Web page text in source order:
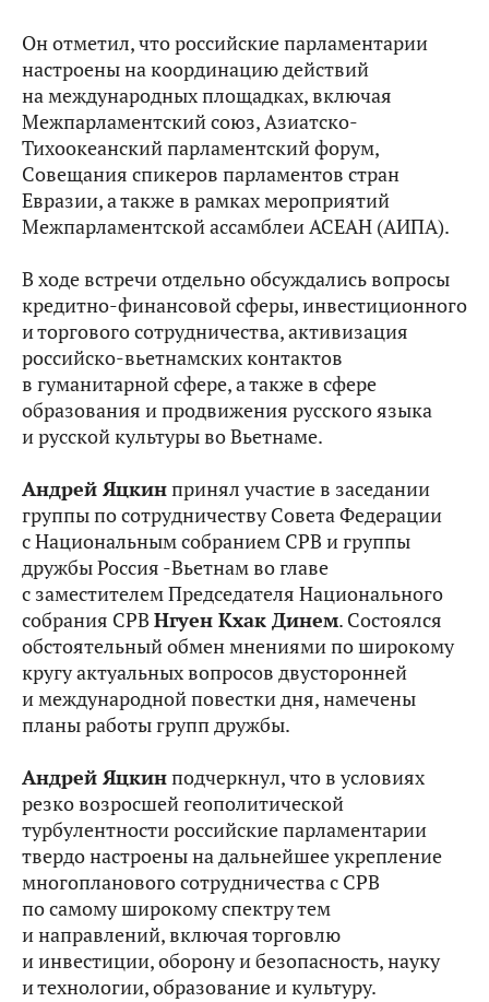
Он отметил, что российские парламентарии
настроены на координацию действий
на международных площадках, включая
Межпарламентский союз, Азиатско-
Тихоокеанский парламентский форум,
Совещания спикеров парламентов стран
Евразии, а также в рамках мероприятий
Межпарламентской ассамблеи АСЕАН (АИПА).
В ходе встречи отдельно обсуждались вопросы
кредитно-финансовой сферы, инвестиционного
и торгового сотрудничества, активизация
российско-вьетнамских контактов
в гуманитарной сфере, а также в сфере
образования и продвижения русского языка
и русской культуры во Вьетнаме.
Андрей Яцкинпринял участие в заседании
группы по сотрудничеству Совета Федерации
с Национальным собранием СРВ и группы
дружбы Россия -Вьетнам во главе
с заместителем Председателя Национального
собрания СРВ Нгуен Кхак Динем. Состоялся
обстоятельный обмен мнениями по широкому
кругу актуальных вопросов двусторонней
и международной повестки дня, намечены
планы работы групп дружбы.
Андрей Яцкинподчеркнул, что в условиях
резко возросшей геополитической
турбулентности российские парламентарии
твердо настроены на дальнейшее укрепление
многопланового сотрудничества с СРВ
по самому широкому спектру тем
и направлений, включая торговлю
и инвестиции, оборону и безопасность, науку
и технологии, образование и культуру.